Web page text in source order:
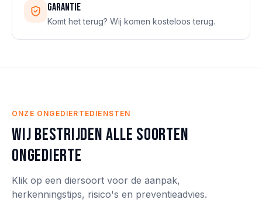
Garantie
Komt het terug? Wij komen kosteloos terug.
ONZE ONGEDIERTEDIENSTEN
Wij bestrijden alle soorten
ongedierte
Klik op een diersoort voor de aanpak,
herkenningstips, risico's en preventieadvies.